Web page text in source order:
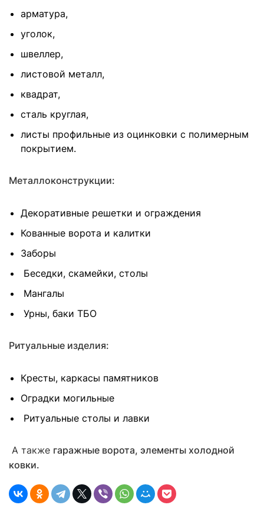
арматура,
уголок,
швеллер,
листовой металл,
квадрат,
сталь круглая,
листы профильные из оцинковки с полимерным
покрытием.
Металлоконструкции:
Декоративные решетки и ограждения
Кованные ворота и калитки
Заборы
Беседки, скамейки, столы
Мангалы
Урны, баки ТБО
Ритуальные изделия:
Кресты, каркасы памятников
Оградки могильные
Ритуальные столы и лавки
А также гаражные ворота, элементы холодной
ковки.